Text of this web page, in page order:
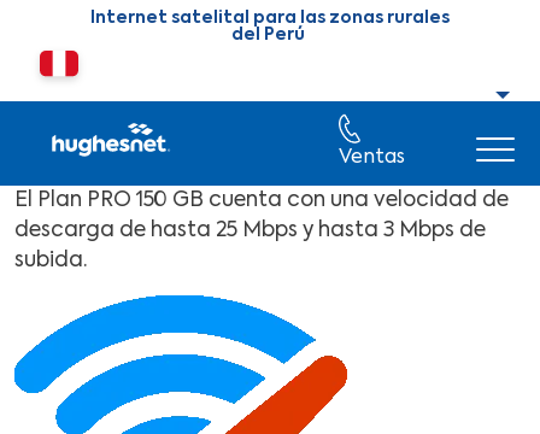
Skip to main content
Internet satelital para las zonas rurales
del Perú
Cambiar país o región
Ventas
El Plan PRO 150 GB cuenta con una velocidad de
descarga de hasta 25 Mbps y hasta 3 Mbps de
subida.